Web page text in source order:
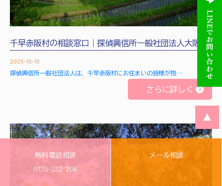
千早赤阪村の相談窓口｜探偵興信所一般社団法人大阪
2025-10-10
探偵興信所一般社団法人は、千早赤阪村にお住まいの皆様が抱‥
さらに詳しく
▲
無料電話相談
0120-232-206
メール相談